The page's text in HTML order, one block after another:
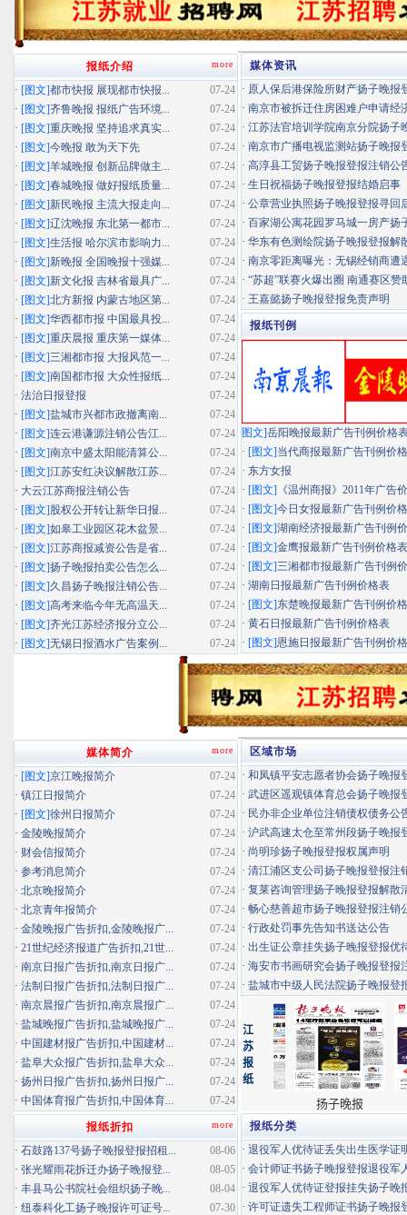
媒体资讯
· 原人保后港保险所财产扬子晚报
· 南京市被拆迁住房困难户申请经
· 江苏法官培训学院南京分院扬子
· 南京市广播电视监测站扬子晚报
· 高淳县工贸扬子晚报登报注销公
· 生日祝福扬子晚报登报结婚启事
· 公章营业执照扬子晚报登报寻回
· 百家湖公寓花园罗马城一房产扬
· 华东有色测绘院扬子晚报登报解
· 南京零距离曝光：无锡经销商遭
· “苏超”联赛火爆出圈 南通赛区赞
· 王嘉懿扬子晚报登报免责声明
报纸刊例
图文]岳阳晚报最新广告刊例价格
· [图文]当代商报最新广告刊例价
· 东方女报
· [图文] 《温州商报》2011年广告
· [图文]今日女报最新广告刊例价
· [图文]湖南经济报最新广告刊例
· [图文]金鹰报最新广告刊例价格表
· [图文]三湘都市报最新广告刊例
· 湖南日报最新广告刊例价格表
· [图文]东楚晚报最新广告刊例价
· 黄石日报最新广告刊例价格表
· [图文]恩施日报最新广告刊例价
more
报纸介绍
07-24
· [图文]都市快报 展现都市快报...
07-24
· [图文]齐鲁晚报 报纸广告环境...
07-24
· [图文]重庆晚报 坚持追求真实...
07-24
· [图文]今晚报 敢为天下先
07-24
· [图文]羊城晚报 创新品牌做主...
07-24
· [图文]春城晚报 做好报纸质量...
07-24
· [图文]新民晚报 主流大报走向...
07-24
· [图文]辽沈晚报 东北第一都市...
07-24
· [图文]生活报 哈尔滨市影响力...
07-24
· [图文]新晚报 全国晚报十强媒...
07-24
· [图文]新文化报 吉林省最具广...
07-24
· [图文]北方新报 内蒙古地区第...
07-24
· [图文]华西都市报 中国最具投...
07-24
· [图文]重庆晨报 重庆第一媒体...
07-24
· [图文]三湘都市报 大报风范一...
07-24
· [图文]南国都市报 大众性报纸...
07-24
· 法治日报登报
07-24
· [图文]盐城市兴都市政撤离南...
07-24
· [图文]连云港谦源注销公告江...
07-24
· [图文]南京中盛太阳能清算公...
07-24
· [图文]江苏安红决议解散江苏...
07-24
· 大云江苏商报注销公告
07-24
· [图文]股权公开转让新华日报...
07-24
· [图文]如皋工业园区花木盆景...
07-24
· [图文]江苏商报减资公告是省...
07-24
· [图文]扬子晚报拍卖公告怎么...
07-24
· [图文]久昌扬子晚报注销公告...
07-24
· [图文]高考来临今年无高温天...
07-24
· [图文]齐光江苏经济报分立公...
07-24
· [图文]无锡日报酒水广告案例...
区域市场
· 和凤镇平安志愿者协会扬子晚报
· 武进区遥观镇体育总会扬子晚报
· 民办非企业单位注销债权债务公
· 沪武高速太仓至常州段扬子晚报
· 尚明珍扬子晚报登报权属声明
· 清江浦区支公司扬子晚报登报注
· 复莱咨询管理扬子晚报登报解散
· 畅心慈善超市扬子晚报登报注销
· 行政处罚事先告知书送达公告
· 出生证公章挂失扬子晚报登报优
· 海安市书画研究会扬子晚报登报
· 盐城市中级人民法院扬子晚报登
报纸分类
· 退役军人优待证丢失出生医学证
· 会计师证书扬子晚报登报退役军
· 退役军人优待证登报挂失扬子晚
· 许可证遗失工程师证书扬子晚报
more
媒体简介
07-24
· [图文]京江晚报简介
07-24
· 镇江日报简介
07-24
· [图文]徐州日报简介
07-24
· 金陵晚报简介
07-24
· 财会信报简介
07-24
· 参考消息简介
07-24
· 北京晚报简介
07-24
· 北京青年报简介
07-24
· 金陵晚报广告折扣,金陵晚报广...
07-24
· 21世纪经济报道广告折扣,21世...
07-24
· 南京日报广告折扣,南京日报广...
07-24
· 法制日报广告折扣,法制日报广...
07-24
· 南京晨报广告折扣,南京晨报广...
07-24
· 盐城晚报广告折扣,盐城晚报广...
07-24
· 中国建材报广告折扣,中国建材...
07-24
· 盐阜大众报广告折扣,盐阜大众...
07-24
· 扬州日报广告折扣,扬州日报广...
07-24
· 中国体育报广告折扣,中国体育...
more
报纸折扣
08-06
· 石鼓路137号扬子晚报登报招租...
08-05
· 张光耀雨花拆迁办扬子晚报登...
08-04
· 丰县马公书院社会组织扬子晚...
07-30
· 纽泰科化工扬子晚报许可证号...